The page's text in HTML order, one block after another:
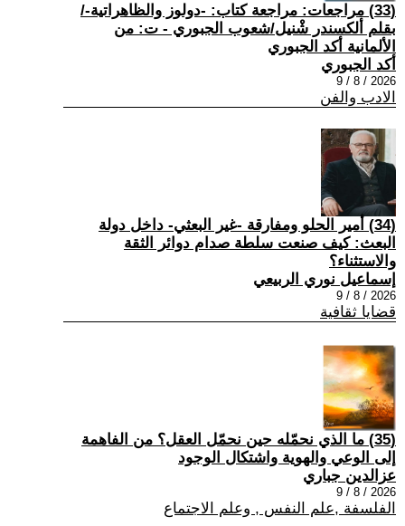
(33) مراجعات: مراجعة كتاب: -دولوز والظاهراتية-/
بقلم ألكسندر شْنيل/شعوب الجبوري - ت: من
الألمانية أكد الجبوري
أكد الجبوري
2026 / 8 / 9
الادب والفن
(34) أمير الحلو ومفارقة -غير البعثي- داخل دولة
البعث: كيف صنعت سلطة صدام دوائر الثقة
والاستثناء؟
إسماعيل نوري الربيعي
2026 / 8 / 9
قضايا ثقافية
(35) ما الذي نحمّله حين نحمّل العقل؟ من الفاهمة
إلى الوعي والهوية واشتكال الوجود
عزالدين جباري
2026 / 8 / 9
الفلسفة ,علم النفس , وعلم الاجتماع